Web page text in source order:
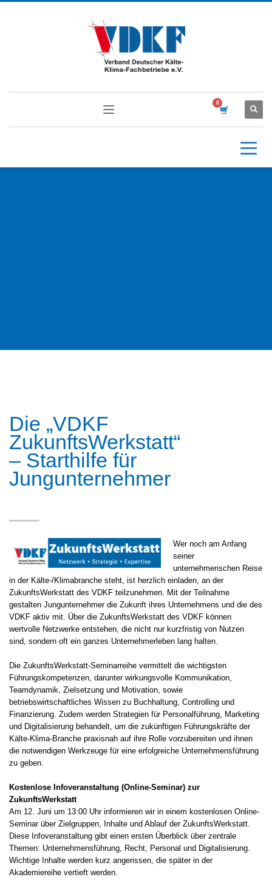
Die „VDKF
ZukunftsWerkstatt“
– Starthilfe für
Jungunternehmer
Wer noch am Anfang
seiner
unternehmerischen Reise
in der Kälte-/Klimabranche steht, ist herzlich einladen, an der
ZukunftsWerkstatt des VDKF teilzunehmen. Mit der Teilnahme
gestalten Jungunternehmer die Zukunft ihres Unternehmens und die des
VDKF aktiv mit. Über die ZukunftsWerkstatt des VDKF können
wertvolle Netzwerke entstehen, die nicht nur kurzfristig von Nutzen
sind, sondern oft ein ganzes Unternehmerleben lang halten.
Die ZukunftsWerkstatt-Seminarreihe vermittelt die wichtigsten
Führungskompetenzen, darunter wirkungsvolle Kommunikation,
Teamdynamik, Zielsetzung und Motivation, sowie
betriebswirtschaftliches Wissen zu Buchhaltung, Controlling und
Finanzierung. Zudem werden Strategien für Personalführung, Marketing
und Digitalisierung behandelt, um die zukünftigen Führungskräfte der
Kälte-Klima-Branche praxisnah auf ihre Rolle vorzubereiten und ihnen
die notwendigen Werkzeuge für eine erfolgreiche Unternehmensführung
zu geben.
Kostenlose Infoveranstaltung (Online-Seminar) zur
ZukunftsWerkstatt
Am 12. Juni um 13:00 Uhr informieren wir in einem kostenlosen Online-
Seminar über Zielgruppen, Inhalte und Ablauf der ZukunftsWerkstatt.
Diese Infoveranstaltung gibt einen ersten Überblick über zentrale
Themen: Unternehmensführung, Recht, Personal und Digitalisierung.
Wichtige Inhalte werden kurz angerissen, die später in der
Akademiereihe vertieft werden.